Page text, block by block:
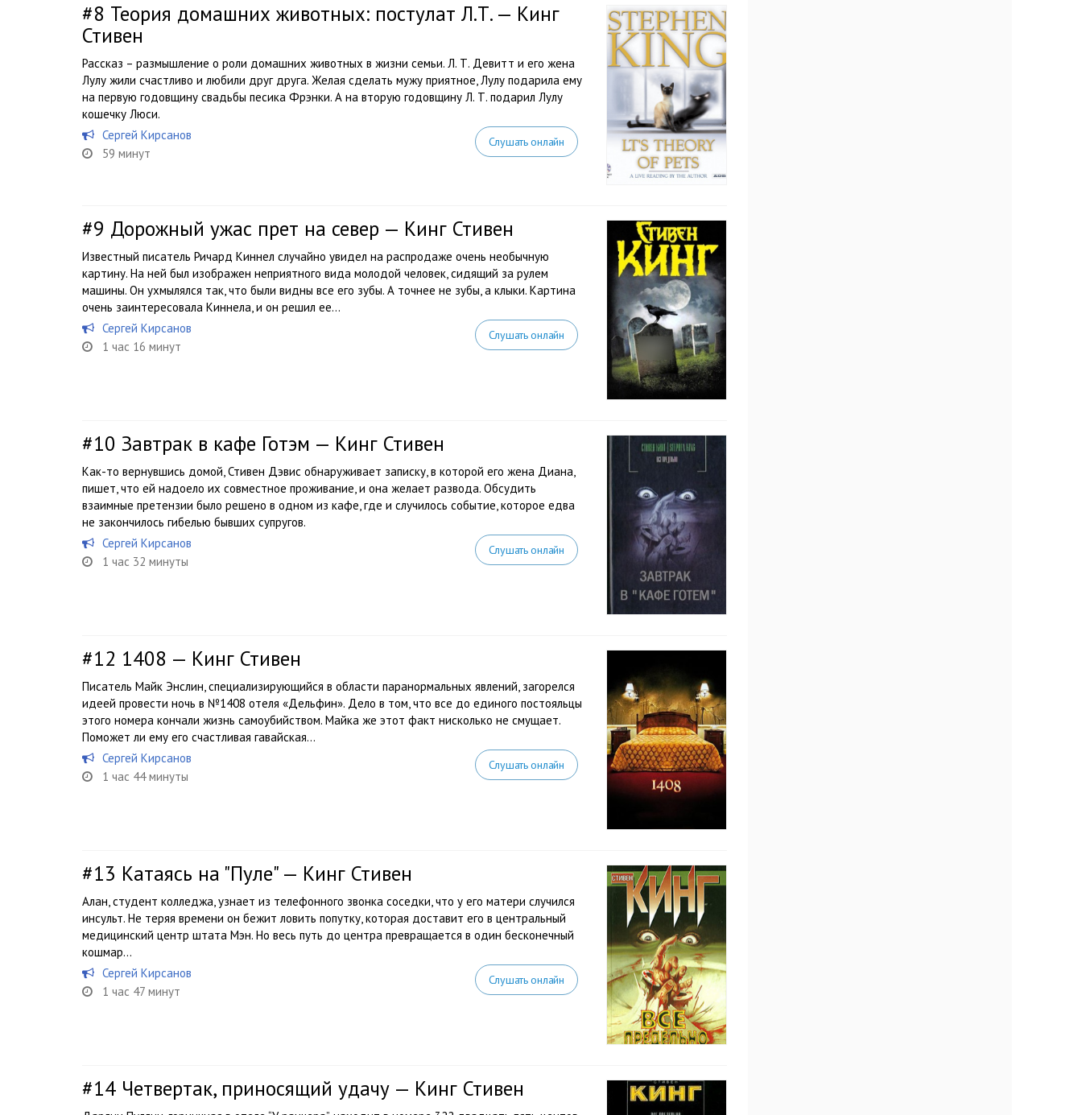
#8 Теория домашних животных: постулат Л.Т. — Кинг
Стивен
Рассказ – размышление о роли домашних животных в жизни семьи. Л. Т. Девитт и его жена
Лулу жили счастливо и любили друг друга. Желая сделать мужу приятное, Лулу подарила ему
на первую годовщину свадьбы песика Фрэнки. А на вторую годовщину Л. Т. подарил Лулу
кошечку Люси.
Сергей Кирсанов
59 минут
Слушать онлайн
#9 Дорожный ужас прет на север — Кинг Стивен
Известный писатель Ричард Киннел случайно увидел на распродаже очень необычную
картину. На ней был изображен неприятного вида молодой человек, сидящий за рулем
машины. Он ухмылялся так, что были видны все его зубы. А точнее не зубы, а клыки. Картина
очень заинтересовала Киннела, и он решил ее...
Сергей Кирсанов
1 час 16 минут
Слушать онлайн
#10 Завтрак в кафе Готэм — Кинг Стивен
Как-то вернувшись домой, Стивен Дэвис обнаруживает записку, в которой его жена Диана,
пишет, что ей надоело их совместное проживание, и она желает развода. Обсудить
взаимные претензии было решено в одном из кафе, где и случилось событие, которое едва
не закончилось гибелью бывших супругов.
Сергей Кирсанов
1 час 32 минуты
Слушать онлайн
#12 1408 — Кинг Стивен
Писатель Майк Энслин, специализирующийся в области паранормальных явлений, загорелся
идеей провести ночь в №1408 отеля «Дельфин». Дело в том, что все до единого постояльцы
этого номера кончали жизнь самоубийством. Майка же этот факт нисколько не смущает.
Поможет ли ему его счастливая гавайская...
Сергей Кирсанов
1 час 44 минуты
Слушать онлайн
#13 Катаясь на "Пуле" — Кинг Стивен
Алан, студент колледжа, узнает из телефонного звонка соседки, что у его матери случился
инсульт. Не теряя времени он бежит ловить попутку, которая доставит его в центральный
медицинский центр штата Мэн. Но весь путь до центра превращается в один бесконечный
кошмар…
Сергей Кирсанов
1 час 47 минут
Слушать онлайн
#14 Четвертак, приносящий удачу — Кинг Стивен